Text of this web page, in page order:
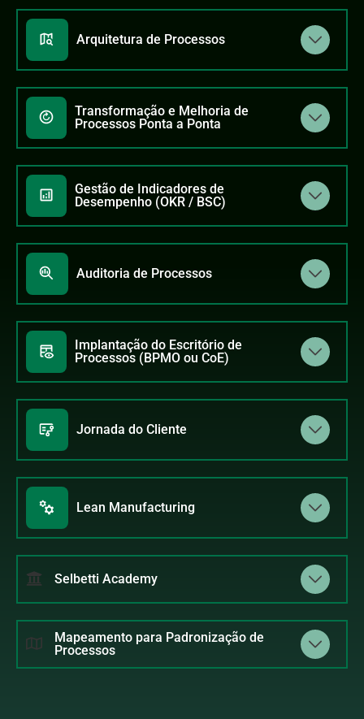
Arquitetura de Processos
Transformação e Melhoria de
Processos Ponta a Ponta
Gestão de Indicadores de
Desempenho (OKR / BSC)
Auditoria de Processos
Implantação do Escritório de
Processos (BPMO ou CoE)
Jornada do Cliente
Lean Manufacturing
Selbetti Academy
Mapeamento para Padronização de
Processos